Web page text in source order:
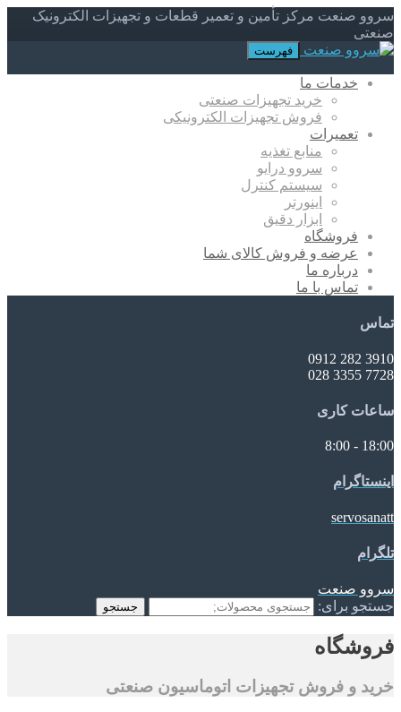
سروو صنعت مرکز تأمین و تعمیر قطعات و تجهیزات الکترونیک
صنعتی
فهرست
خدمات ما
خرید تجهیزات صنعتی
فروش تجهیزات الکترونیکی
تعمیرات
منابع تغذیه
سروو درایو
سیستم کنترل
اینورتر
ابزار دقیق
فروشگاه
عرضه و فروش کالای شما
درباره ما
تماس با ما
تماس
3910 282 0912
7728 3355 028
ساعات کاری
18:00 - 8:00
اینستاگرام
servosanatt
تلگرام
سروو صنعت
جستجو برای:
جستجو
فروشگاه
خرید و فروش تجهیزات اتوماسیون صنعتی